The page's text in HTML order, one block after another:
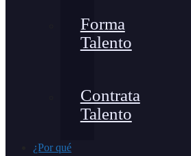
Forma
Talento
Contrata
Talento
¿Por qué